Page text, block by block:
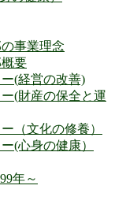
事業理念
要
(経営の改善)
(財産の保全と運
（文化の修養）
(心身の健康）
年～